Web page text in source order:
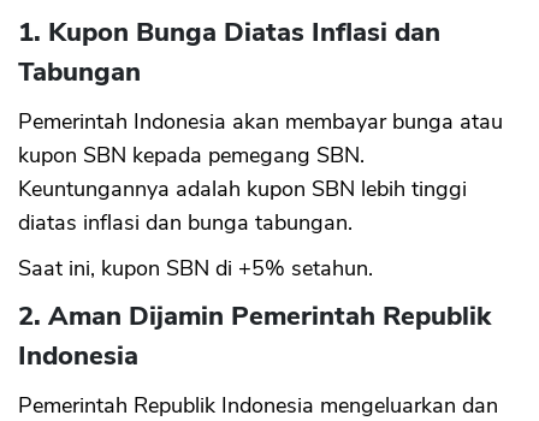
1. Kupon Bunga Diatas Inflasi dan
Tabungan
Pemerintah Indonesia akan membayar bunga atau
kupon SBN kepada pemegang SBN.
Keuntungannya adalah kupon SBN lebih tinggi
diatas inflasi dan bunga tabungan.
Saat ini, kupon SBN di +5% setahun.
2. Aman Dijamin Pemerintah Republik
Indonesia
Pemerintah Republik Indonesia mengeluarkan dan